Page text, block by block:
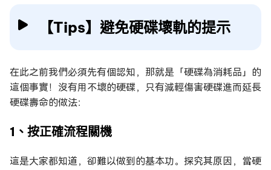
【Tips】避免硬碟壞軌的提示
在此之前我們必須先有個認知，那就是「硬碟為消耗品」的
這個事實！沒有用不壞的硬碟，只有減輕傷害硬碟進而延長
硬碟壽命的做法：
1、按正確流程關機
這是大家都知道，卻難以做到的基本功。探究其原因，當硬